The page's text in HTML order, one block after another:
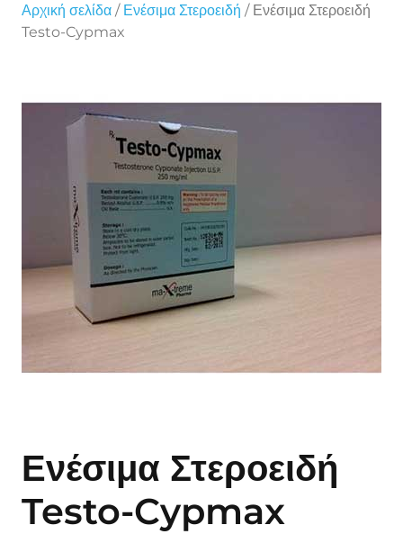
Αρχική σελίδα / Ενέσιμα Στεροειδή / Ενέσιμα Στεροειδή
Testo-Cypmax
Ενέσιμα Στεροειδή
Testo-Cypmax